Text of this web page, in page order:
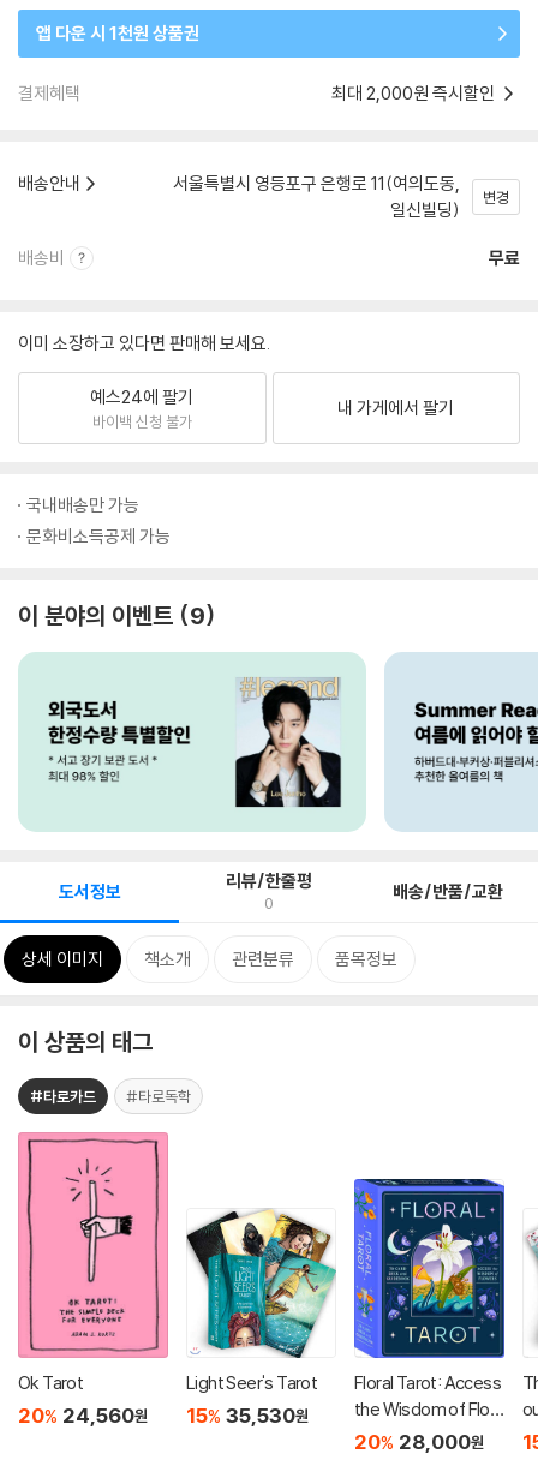
앱 다운 시 1천원 상품권
결제혜택 최대 2,000원 즉시할인
배송안내
서울특별시 영등포구 은행로 11(여의도동,
일신빌딩)
변경
배송비 무료
이미 소장하고 있다면 판매해 보세요.
예스24에 팔기
바이백 신청 불가
내 가게에서 팔기
국내배송만 가능
문화비소득공제 가능
이 분야의 이벤트 9
도서정보 리뷰/한줄평
0 배송/반품/교환
상세 이미지 책소개 관련분류 품목정보
이 상품의 태그
#타로카드 #타로독학
Ok Tarot
20% 24,560원
Light Seer's Tarot
15% 35,530원
Floral Tarot: Access
the Wisdom of Flow
ers
20% 28,000원